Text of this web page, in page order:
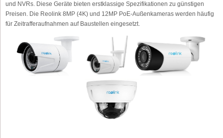
und NVRs. Diese Geräte bieten erstklassige Spezifikationen zu günstigen
Preisen. Die Reolink 8MP (4K) und 12MP PoE-Außenkameras werden häufig
für Zeitrafferaufnahmen auf Baustellen eingesetzt.